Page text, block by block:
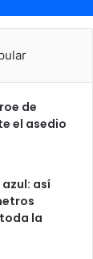
de
el asedio
así
la